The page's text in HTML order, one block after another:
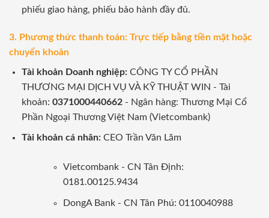
phiếu giao hàng, phiếu bảo hành đầy đủ.
3. Phương thức thanh toán: Trực tiếp bằng tiền mặt hoặc
chuyển khoản
Tài khoản Doanh nghiệp:CÔNG TY CỔ PHẦN
THƯƠNG MẠI DỊCH VỤ VÀ KỸ THUẬT WIN - Tài
khoản: 0371000440662- Ngân hàng: Thương Mại Cổ
Phần Ngoại Thương Việt Nam (Vietcombank)
Tài khoản cá nhân: CEO Trần Văn Lãm
Vietcombank - CN Tân Định:
0181.00125.9434
DongA Bank - CN Tân Phú: 0110040988